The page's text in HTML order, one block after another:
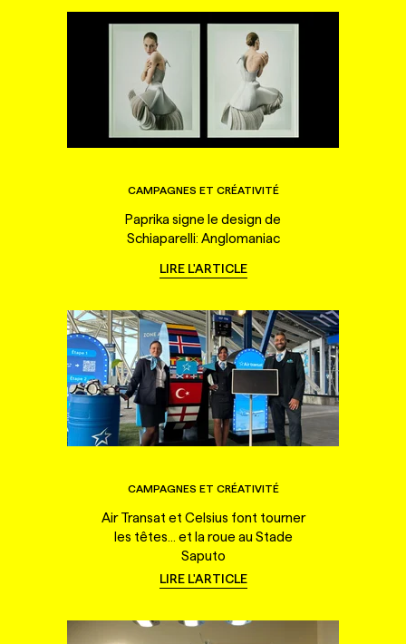
CAMPAGNES ET CRÉATIVITÉ
Paprika signe le design de
Schiaparelli: Anglomaniac
LIRE L'ARTICLE
CAMPAGNES ET CRÉATIVITÉ
Air Transat et Celsius font tourner
les têtes... et la roue au Stade
Saputo
LIRE L'ARTICLE